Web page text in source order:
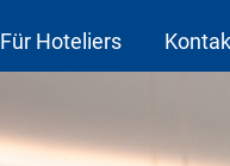
Für Hoteliers